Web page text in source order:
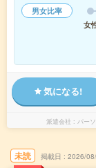
男女比率
女
気になる!
派遣会社 パー
未読 掲載日 2026/